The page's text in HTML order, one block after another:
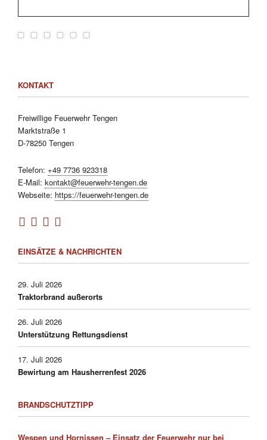
KONTAKT
Freiwillige Feuerwehr Tengen
Marktstraße 1
D-78250 Tengen
Telefon: +49 7736 923318
E-Mail: kontakt@feuerwehr-tengen.de
Webseite: https://feuerwehr-tengen.de
EINSÄTZE & NACHRICHTEN
29. Juli 2026
Traktorbrand außerorts
26. Juli 2026
Unterstützung Rettungsdienst
17. Juli 2026
Bewirtung am Hausherrenfest 2026
BRANDSCHUTZTIPP
Wespen und Hornissen – Einsatz der Feuerwehr nur bei